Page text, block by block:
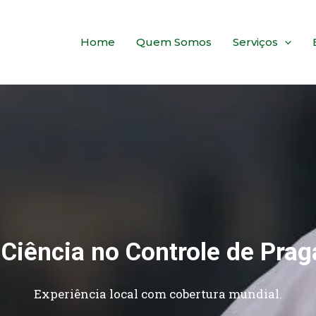
Home Quem Somos Serviços
no Controle de
Experiência local com cobertura mundial.